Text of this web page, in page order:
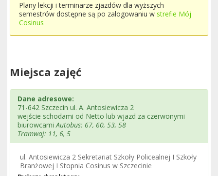
Plany lekcji i terminarze zjazdów dla wyższych
semestrów dostępne są po zalogowaniu w strefie Mój
Cosinus
Miejsca zajęć
Dane adresowe:
71-642 Szczecin ul. A. Antosiewicza 2
wejście schodami od Netto lub wjazd za czerwonymi
biurowcamiAutobus: 67, 60, 53, 58
Tramwaj: 11, 6, 5
ul. Antosiewicza 2 Sekretariat Szkoły Policealnej I Szkoły
Branżowej I Stopnia Cosinus w Szczecinie